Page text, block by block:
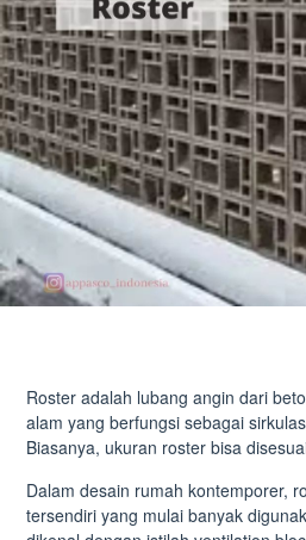
Roster adalah lubang angin dari
alam yang berfungsi sebagai
Biasanya, ukuran roster bisa
Dalam desain rumah kontemporer,
tersendiri yang mulai banyak